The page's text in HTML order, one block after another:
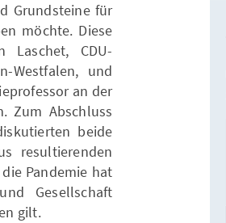
Grundsteine für
möchte. Diese
Laschet, CDU-
Westfalen, und
an der
Zum Abschluss
beide
resultierenden
Pandemie hat
Gesellschaft
gilt.